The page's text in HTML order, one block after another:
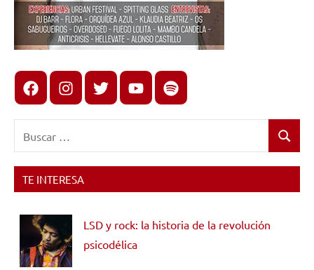
FacebookInstagram
X youtubespotify
Buscar
TE INTERESA
LSD y rock: la historia de la revolución
psicodélica